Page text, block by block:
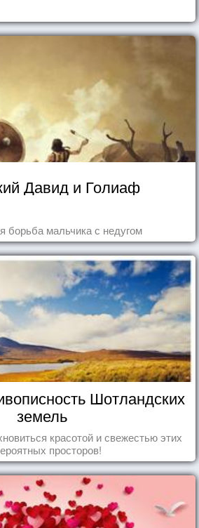
Давид и Голиаф
борьба мальчика с недугом
Шотландских
земель
красотой и свежестью этих
просторов!